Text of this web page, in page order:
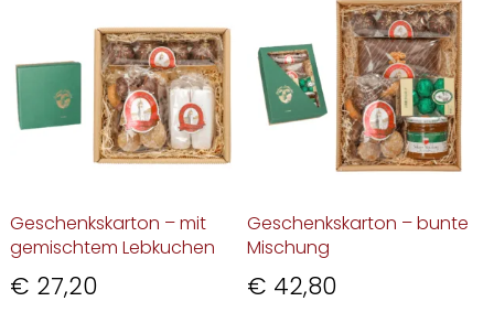
Geschenkskarton – mit
gemischtem Lebkuchen
€ 27,20
Geschenkskarton – bunte
Mischung
€ 42,80